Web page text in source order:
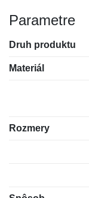
Parametre
Druh produktu
Materiál
Rozmery